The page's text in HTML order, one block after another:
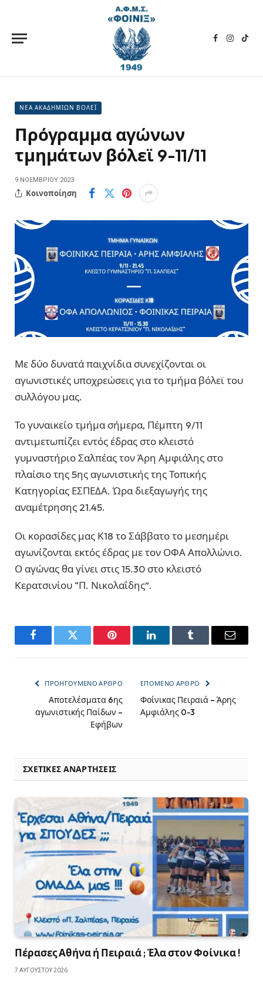
Facebook
ΝΕΑ ΑΚΑΔΗΜΙΩΝ ΒΟΛΕΪ
Πρόγραμμα αγώνων
τμημάτων βόλεϊ 9-11/11
9 ΝΟΕΜΒΡΊΟΥ 2023
Κοινοποίηση
Με δύο δυνατά παιχνίδια συνεχίζονται οι
αγωνιστικές υποχρεώσεις για το τμήμα βόλεϊ του
συλλόγου μας.
Το γυναικείο τμήμα σήμερα, Πέμπτη 9/11
αντιμετωπίζει εντός έδρας στο κλειστό
γυμναστήριο Σαλπέας τον Άρη Αμφιάλης στο
πλαίσιο της 5ης αγωνιστικής της Τοπικής
Κατηγορίας ΕΣΠΕΔΑ. Ώρα διεξαγωγής της
αναμέτρησης 21.45.
Οι κορασίδες μας Κ18 το Σάββατο το μεσημέρι
αγωνίζονται εκτός έδρας με τον ΟΦΑ Απολλώνιο.
Ο αγώνας θα γίνει στις 15.30 στο κλειστό
Κερατσινίου “Π. Νικολαΐδης”.
FacebookTwitter Pinterest LinkedInTumblr Email
ΠΡΟΗΓΟΎΜΕΝΟ ΆΡΘΡΟ
Αποτελέσματα 6ης
αγωνιστικής Παίδων –
Εφήβων
ΕΠΌΜΕΝΟ ΆΡΘΡΟ
Φοίνικας Πειραιά – Άρης
Αμφιάλης 0-3
ΣΧΕΤΙΚΈΣ ΑΝΑΡΤΉΣΕΙΣ
Πέρασες Αθήνα ή Πειραιά ; Έλα στον Φοίνικα !
7 ΑΥΓΟΎΣΤΟΥ 2026